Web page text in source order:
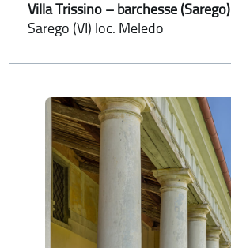
Villa Trissino – barchesse (Sarego)
Sarego (VI) loc. Meledo